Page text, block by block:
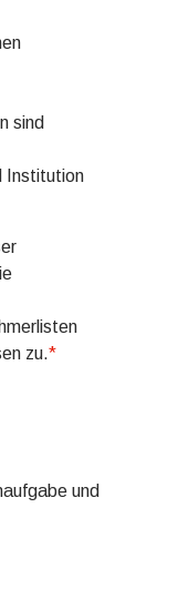
sind
Institution
zu.*
und